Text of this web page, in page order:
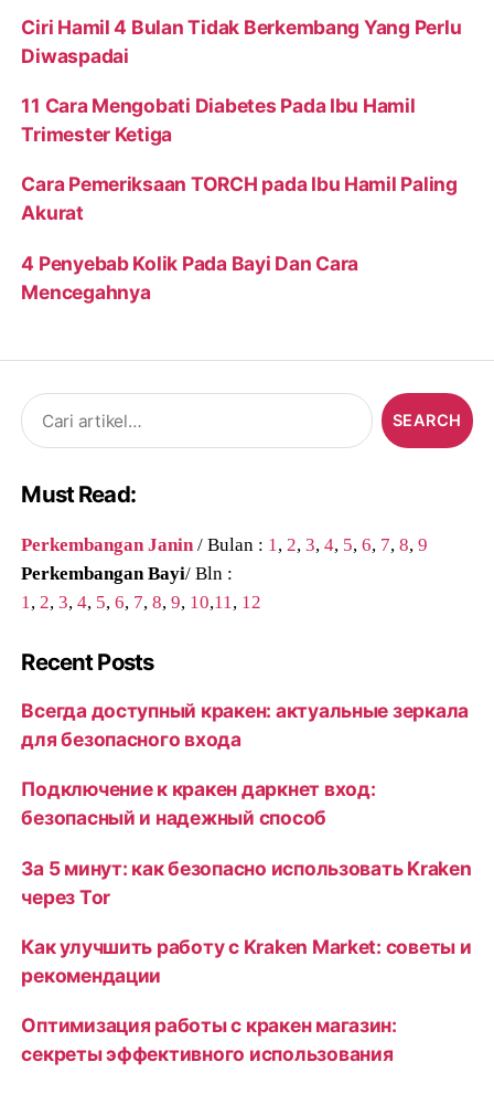
Ciri Hamil 4 Bulan Tidak Berkembang Yang Perlu
Diwaspadai
11 Cara Mengobati Diabetes Pada Ibu Hamil
Trimester Ketiga
Cara Pemeriksaan TORCH pada Ibu Hamil Paling
Akurat
4 Penyebab Kolik Pada Bayi Dan Cara
Mencegahnya
Search
for:
Must Read:
Perkembangan Janin / Bulan : 1 , 2,3,4, 5,6, 7,8,9
Perkembangan Bayi/ Bln :
1 , 2,3,4, 5,6, 7,8,9, 10,11 , 12
Recent Posts
Всегда доступный кракен: актуальные зеркала
для безопасного входа
Подключение к кракен даркнет вход:
безопасный и надежный способ
За 5 минут: как безопасно использовать Kraken
через Tor
Как улучшить работу с Kraken Market: советы и
рекомендации
Оптимизация работы с кракен магазин:
секреты эффективного использования